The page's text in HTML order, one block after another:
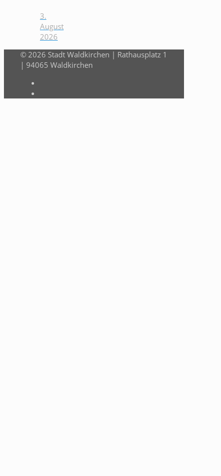
3.
August
2026
© 2026 Stadt Waldkirchen | Rathausplatz 1
| 94065 Waldkirchen